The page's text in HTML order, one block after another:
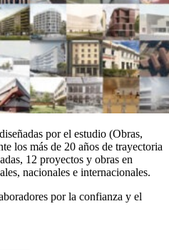
por el estudio (Obras,
los más de 20 años de trayectoria
12 proyectos y obras en
nacionales e internacionales.
por la confianza y el